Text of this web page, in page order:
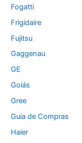
Fogatti
Frigidaire
Fujitsu
Gaggenau
GE
Goiás
Gree
Guia de Compras
Haier